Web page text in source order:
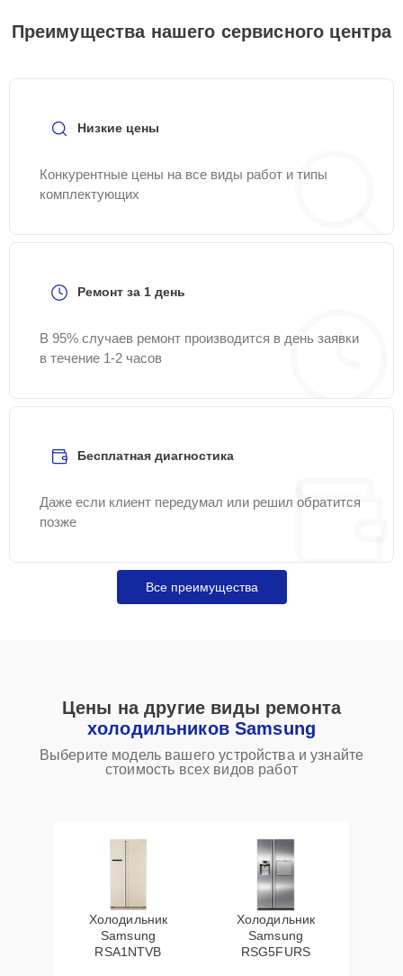
Преимущества нашего сервисного центра
Низкие цены
Конкурентные цены на все виды работ и типы
комплектующих
Ремонт за 1 день
В 95% случаев ремонт производится в день заявки
в течение 1-2 часов
Бесплатная диагностика
Даже если клиент передумал или решил обратится
позже
Все преимущества
Цены на другие виды ремонта
холодильников Samsung
Выберите модель вашего устройства и узнайте
стоимость всех видов работ
Холодильник
Samsung
RSA1NTVB
Холодильник
Samsung
RSG5FURS